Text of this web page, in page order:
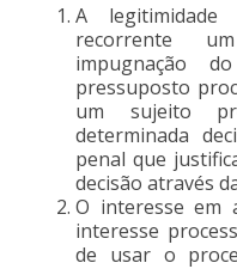
A
recorrente
impugnação
pressuposto
um sujeito
determinada
penal que
decisão através
O interesse em
interesse
de usar o